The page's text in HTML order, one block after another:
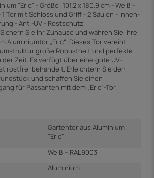
"Eric" - Größe: 101.2 x 180.9 cm - Weiß -
Tor mit Schloss und Griff - 2 Säulen - Innen-
- Anti-UV - Rostschutz
Sie Ihr Zuhause und wahren Sie Ihre
Aluminiumtor „Eric“. Dieses Tor vereint
große Robustheit und perfekte
der Zeit. Es verfügt über eine gute UV-
rostfrei behandelt. Erleichtern Sie den
und schaffen Sie einen
für Passanten mit dem „Eric“-Tor.
Gartentor aus Aluminium
"Eric"
Weiß – RAL9003
Aluminium